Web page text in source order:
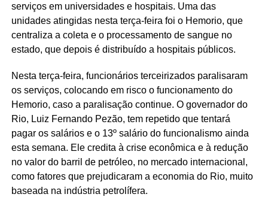
serviços em universidades e hospitais. Uma das
unidades atingidas nesta terça-feira foi o Hemorio, que
centraliza a coleta e o processamento de sangue no
estado, que depois é distribuído a hospitais públicos.
Nesta terça-feira, funcionários terceirizados paralisaram
os serviços, colocando em risco o funcionamento do
Hemorio, caso a paralisação continue. O governador do
Rio, Luiz Fernando Pezão, tem repetido que tentará
pagar os salários e o 13º salário do funcionalismo ainda
esta semana. Ele credita à crise econômica e à redução
no valor do barril de petróleo, no mercado internacional,
como fatores que prejudicaram a economia do Rio, muito
baseada na indústria petrolífera.